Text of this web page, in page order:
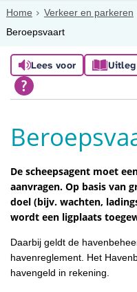
Home Verkeer en parkeren
Beroepsvaart
Lees voor
De scheepsagent moet
aanvragen. Op basis van
doel (bijv. wachten,
wordt een ligplaats
Daarbij geldt de
havenreglement. Het
havengeld in rekening.